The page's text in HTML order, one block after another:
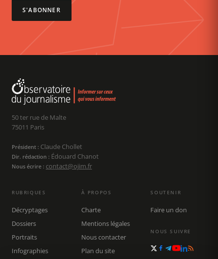
S'ABONNER
50 ter rue de Malte
75011 Paris
Président : Claude Chollet
Dir. rédaction : Édouard Chanot
Nous écrire : contact@ojim.fr
RUBRIQUES
Décryptages
Dossiers
Portraits
Infographies
À PROPOS
Charte
Mentions légales
Nous contacter
Plan du site
SOUTENIR
Faire un don
NOUS SUIVRE